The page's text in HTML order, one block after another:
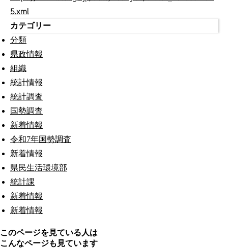
5.xml
カテゴリー
分類
県政情報
組織
統計情報
統計調査
国勢調査
新着情報
令和7年国勢調査
新着情報
県民生活環境部
統計課
新着情報
新着情報
このページを見ている人は
こんなページも見ています